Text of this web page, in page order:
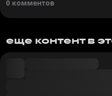
0 комментов
еще контент в